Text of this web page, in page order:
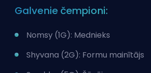
Galvenie čempioni:
Nomsy (1G): Mednieks
Shyvana (2G): Formu mainītājs